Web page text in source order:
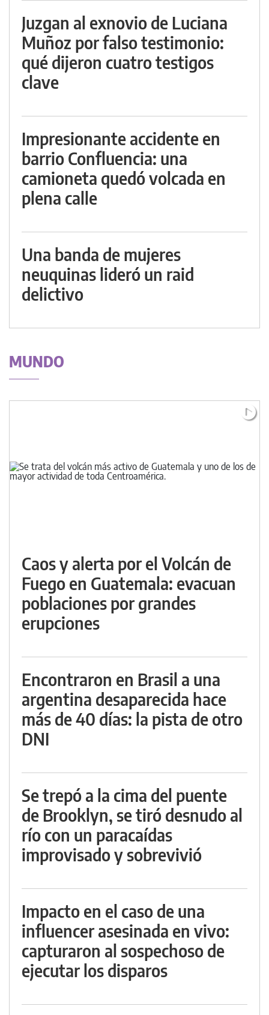
Juzgan al exnovio de Luciana
Muñoz por falso testimonio:
qué dijeron cuatro testigos
clave
Impresionante accidente en
barrio Confluencia: una
camioneta quedó volcada en
plena calle
Una banda de mujeres
neuquinas lideró un raid
delictivo
MUNDO
Caos y alerta por el Volcán de
Fuego en Guatemala: evacuan
poblaciones por grandes
erupciones
Encontraron en Brasil a una
argentina desaparecida hace
más de 40 días: la pista de otro
DNI
Se trepó a la cima del puente
de Brooklyn, se tiró desnudo al
río con un paracaídas
improvisado y sobrevivió
Impacto en el caso de una
influencer asesinada en vivo:
capturaron al sospechoso de
ejecutar los disparos